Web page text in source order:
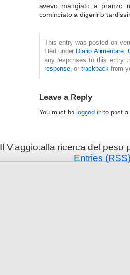
avevo mangiato a pranzo
cominciato a digerirlo
This entry was posted on
filed under Diario Alimentare,
any responses to this entry
response, or trackback from
Leave a Reply
You must be logged in to post a
Il Viaggio:alla ricerca del
Entries (RSS)